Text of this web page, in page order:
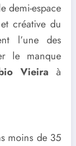
demi-espace
créative du
l’une des
le manque
Vieira à
moins de 35